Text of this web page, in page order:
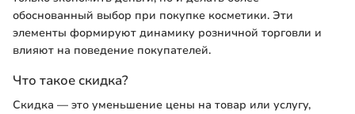
обоснованный выбор при покупке косметики. Эти
элементы формируют динамику розничной торговли и
влияют на поведение покупателей.
Что такое скидка?
Скидка — это уменьшение цены на товар или услугу,